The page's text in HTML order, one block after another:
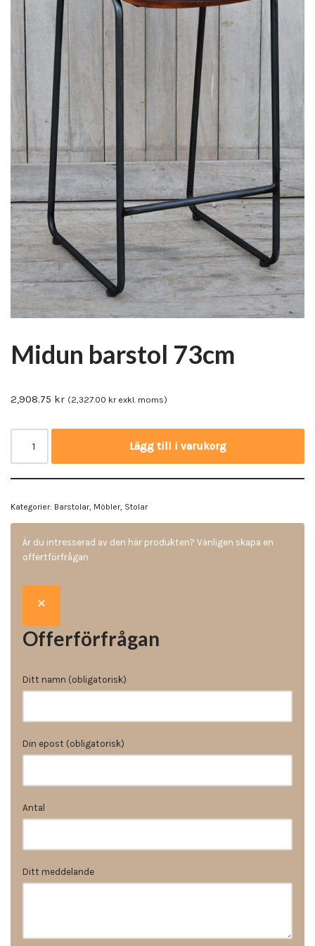
Midun barstol 73cm
2,908.75 kr (2,327.00 krexkl. moms)
Lägg till i varukorg
Kategorier: Barstolar, Möbler, Stolar
Är du intresserad av den här produkten? Vänligen skapa en
offertförfrågan
Offerförfrågan
Ditt namn (obligatorisk)
Din epost (obligatorisk)
Antal
Ditt meddelande